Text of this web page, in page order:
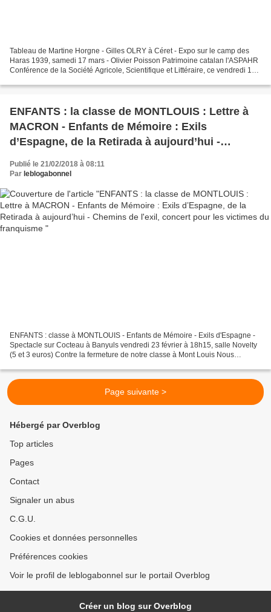
Tableau de Martine Horgne - Gilles OLRY à Céret - Expo sur le camp des
Haras 1939, samedi 17 mars - Olivier Poisson Patrimoine catalan l'ASPAHR
Conférence de la Société Agricole, Scientifique et Littéraire, ce vendredi 16
ENFANTS : la classe de MONTLOUIS : Lettre à
MACRON - Enfants de Mémoire : Exils
d’Espagne, de la Retirada à aujourd’hui -
franquisme
Publié le 21/02/2018 à 08:11
Par leblogabonnel
ENFANTS : classe à MONTLOUIS - Enfants de Mémoire - Exils d'Espagne -
Spectacle sur Cocteau à Banyuls vendredi 23 février à 18h15, salle Novelty
(5 et 3 euros) Contre la fermeture de notre classe à Mont Louis Nous
Page suivante >
Hébergé par Overblog
Top articles
Pages
Contact
Signaler un abus
C.G.U.
Cookies et données personnelles
Préférences cookies
Voir le profil de leblogabonnel sur le portail Overblog
Créer un blog sur Overblog